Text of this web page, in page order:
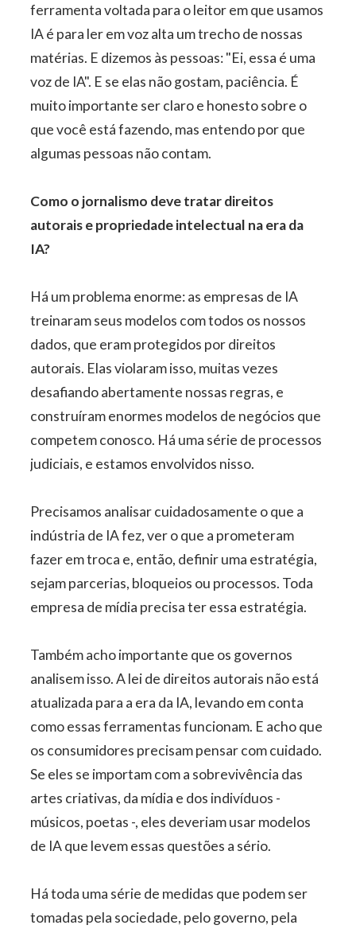
ferramenta voltada para o leitor em que usamos
IA é para ler em voz alta um trecho de nossas
matérias. E dizemos às pessoas: "Ei, essa é uma
voz de IA". E se elas não gostam, paciência. É
muito importante ser claro e honesto sobre o
que você está fazendo, mas entendo por que
algumas pessoas não contam.
Como o jornalismo deve tratar direitos
autorais e propriedade intelectual na era da
IA?
Há um problema enorme: as empresas de IA
treinaram seus modelos com todos os nossos
dados, que eram protegidos por direitos
autorais. Elas violaram isso, muitas vezes
desafiando abertamente nossas regras, e
construíram enormes modelos de negócios que
competem conosco. Há uma série de processos
judiciais, e estamos envolvidos nisso.
Precisamos analisar cuidadosamente o que a
indústria de IA fez, ver o que a prometeram
fazer em troca e, então, definir uma estratégia,
sejam parcerias, bloqueios ou processos. Toda
empresa de mídia precisa ter essa estratégia.
Também acho importante que os governos
analisem isso. A lei de direitos autorais não está
atualizada para a era da IA, levando em conta
como essas ferramentas funcionam. E acho que
os consumidores precisam pensar com cuidado.
Se eles se importam com a sobrevivência das
artes criativas, da mídia e dos indivíduos -
músicos, poetas -, eles deveriam usar modelos
de IA que levem essas questões a sério.
Há toda uma série de medidas que podem ser
tomadas pela sociedade, pelo governo, pela